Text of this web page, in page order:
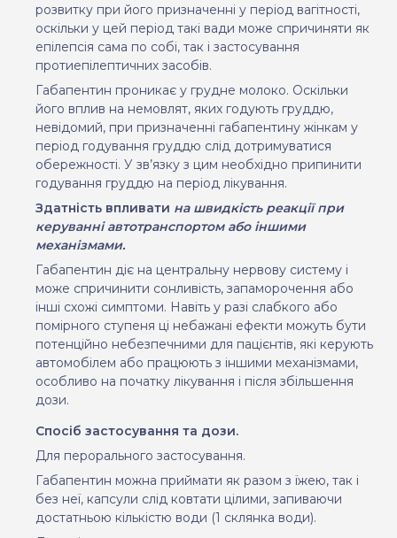
розвитку при його призначенні у період вагітності,
оскільки у цей період такі вади може спричиняти як
епілепсія сама по собі, так і застосування
протиепілептичних засобів.
Габапентин проникає у грудне молоко. Оскільки
його вплив на немовлят, яких годують груддю,
невідомий, при призначенні габапентину жінкам у
період годування груддю слід дотримуватися
обережності. У зв’язку з цим необхідно припинити
годування груддю на період лікування.
Здатність впливати на швидкість реакції при
керуванні автотранспортом або іншими
механізмами.
Габапентин діє на центральну нервову систему і
може спричинити сонливість, запаморочення або
інші схожі симптоми. Навіть у разі слабкого або
помірного ступеня ці небажані ефекти можуть бути
потенційно небезпечними для пацієнтів, які керують
автомобілем або працюють з іншими механізмами,
особливо на початку лікування і після збільшення
дози.
Спосіб застосування та дози.
Для перорального застосування.
Габапентин можна приймати як разом з їжею, так і
без неї, капсули слід ковтати цілими, запиваючи
достатньою кількістю води (1 склянка води).